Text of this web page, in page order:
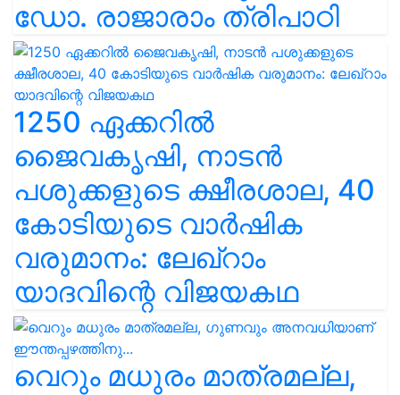
ഡോ. രാജാരാം ത്രിപാഠി
1250 ഏക്കറിൽ
ജൈവകൃഷി, നാടൻ
പശുക്കളുടെ ക്ഷീരശാല, 40
കോടിയുടെ വാർഷിക
വരുമാനം: ലേഖ്‌റാം
യാദവിന്റെ വിജയകഥ
വെറും മധുരം മാത്രമല്ല,